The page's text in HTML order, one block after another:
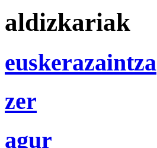
aldizkariak
euskerazaintza
zer
agur